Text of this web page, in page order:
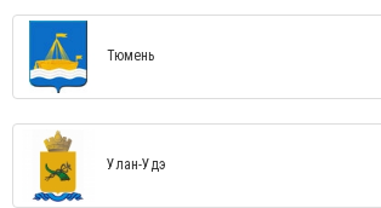
Тюмень
Улан-Удэ